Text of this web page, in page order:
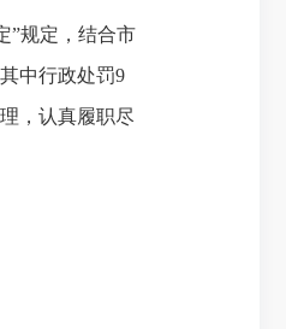
”规定，结合市
中行政处罚9
，认真履职尽